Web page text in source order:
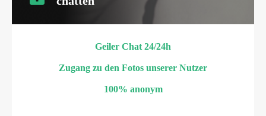
Geiler Chat 24/24h
Zugang zu den Fotos unserer Nutzer
100% anonym